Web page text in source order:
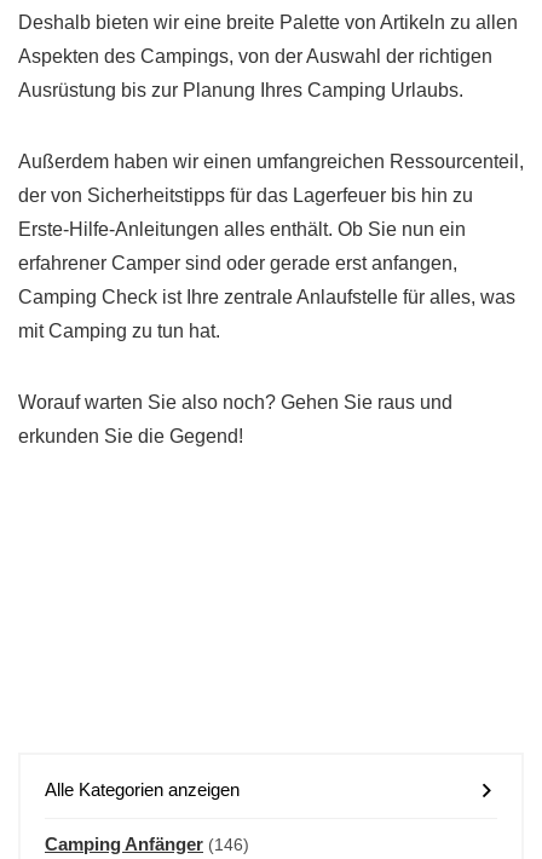
Deshalb bieten wir eine breite Palette von Artikeln zu allen
Aspekten des Campings, von der Auswahl der richtigen
Ausrüstung bis zur Planung Ihres Camping Urlaubs.
Außerdem haben wir einen umfangreichen Ressourcenteil,
der von Sicherheitstipps für das Lagerfeuer bis hin zu
Erste-Hilfe-Anleitungen alles enthält. Ob Sie nun ein
erfahrener Camper sind oder gerade erst anfangen,
Camping Check ist Ihre zentrale Anlaufstelle für alles, was
mit Camping zu tun hat.
Worauf warten Sie also noch? Gehen Sie raus und
erkunden Sie die Gegend!
Alle Kategorien anzeigen
Camping Anfänger (146)